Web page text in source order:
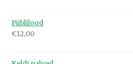
Piiblilood
€12,00